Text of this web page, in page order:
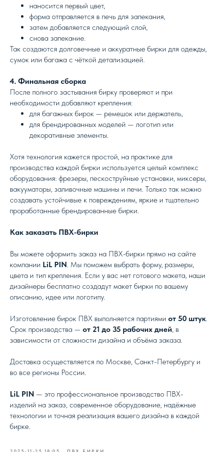
наносится первый цвет,
форма отправляется в печь для запекания,
затем добавляется следующий слой,
снова запекание.
Так создаются долговечные и аккуратные бирки для одежды,
сумок или багажа с чёткой детализацией.
4. Финальная сборка
После полного застывания бирку проверяют и при
необходимости добавляют крепления:
для багажных бирок — ремешок или держатель,
для брендированных моделей — логотип или
декоративные элементы.
Хотя технология кажется простой, на практике для
производства каждой бирки используется целый комплекс
оборудования: фрезеры, пескоструйные установки, миксеры,
вакууматоры, заливочные машины и печи. Только так можно
создавать устойчивые к повреждениям, яркие и тщательно
проработанные брендированные бирки.
Как заказать ПВХ-бирки
Вы можете оформить заказ на ПВХ-бирки прямо на сайте
компании LiL PIN. Мы поможем выбрать форму, размеры,
цвета и тип крепления. Если у вас нет готового макета, наши
дизайнеры бесплатно создадут макет бирки по вашему
описанию, идее или логотипу.
Изготовление бирок ПВХ выполняется партиями от 50 штук.
Срок производства — от 21 до 35 рабочих дней, в
зависимости от сложности дизайна и объёма заказа.
Доставка осуществляется по Москве, Санкт-Петербургу и
во все регионы России.
LiL PIN — это профессиональное производство ПВХ-
изделий на заказ, современное оборудование, надёжные
технологии и точная реализация вашего дизайна в каждой
бирке.